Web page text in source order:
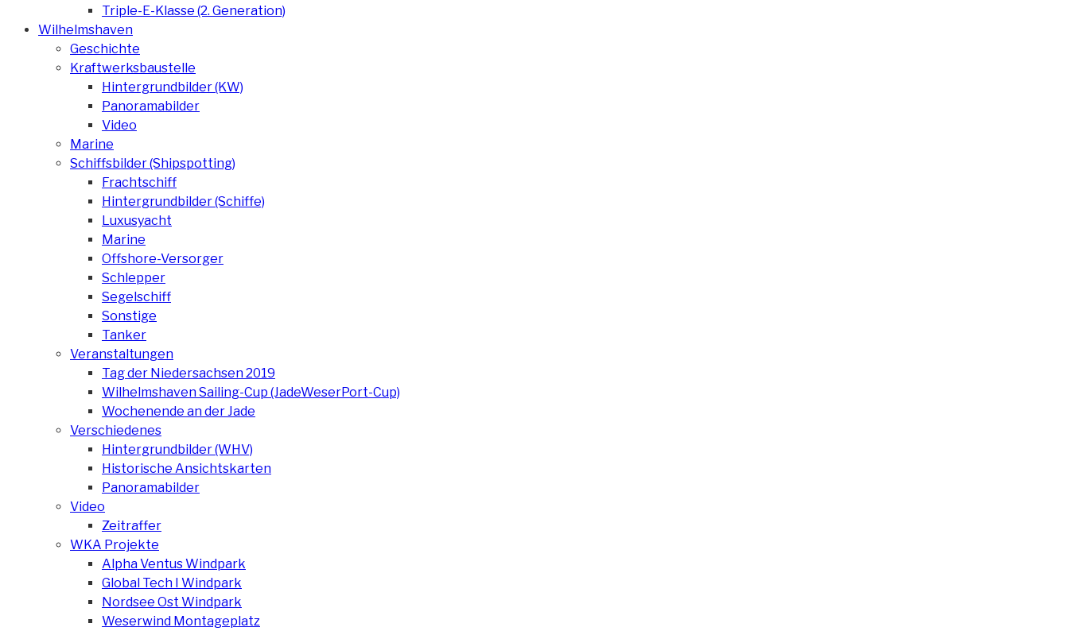
Triple-E-Klasse (2. Generation)
Wilhelmshaven
Geschichte
Kraftwerksbaustelle
Hintergrundbilder (KW)
Panoramabilder
Video
Marine
Schiffsbilder (Shipspotting)
Frachtschiff
Hintergrundbilder (Schiffe)
Luxusyacht
Marine
Offshore-Versorger
Schlepper
Segelschiff
Sonstige
Tanker
Veranstaltungen
Tag der Niedersachsen 2019
Wilhelmshaven Sailing-Cup (JadeWeserPort-Cup)
Wochenende an der Jade
Verschiedenes
Hintergrundbilder (WHV)
Historische Ansichtskarten
Panoramabilder
Video
Zeitraffer
WKA Projekte
Alpha Ventus Windpark
Global Tech I Windpark
Nordsee Ost Windpark
Weserwind Montageplatz